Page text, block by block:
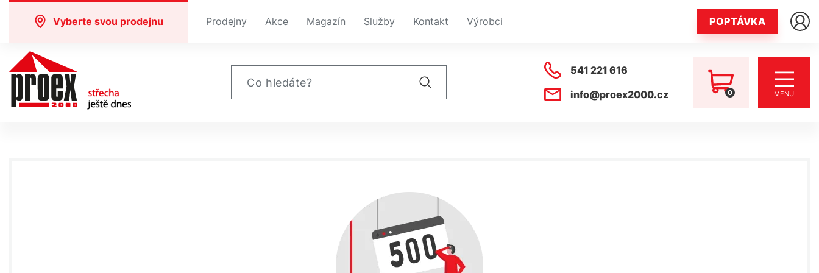
Vyberte svou prodejnu Prodejny Akce Magazín Služby Kontakt Výrobci POPTÁVKA
541 221 616
info@proex2000.cz
0 MENU